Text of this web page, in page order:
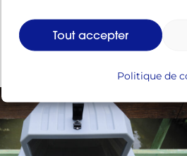
Tout accepter
Politique de